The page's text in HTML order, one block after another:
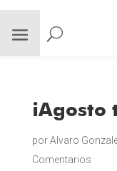
porAlvaro
Comentarios